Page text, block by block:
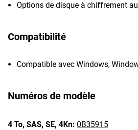
Options de disque à chiffrement
Compatibilité
Compatible avec Windows,
Numéros de modèle
4 To, SAS, SE, 4Kn: 0B35915